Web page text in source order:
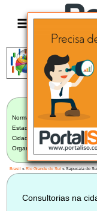
LISTA
Norma:
Selecionar
Estado:
Rio Grande do
Cidade:
Sapucaia do
Organização:
Selecione uma
Brasil »Rio Grande do Sul» Sapucaia do
Consultorias na